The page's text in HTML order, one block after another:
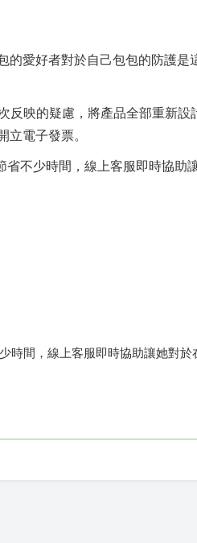
的愛好者對於自己包包的防護是
映的疑慮，將產品全部重新設
立電子發票。
不少時間，線上客服即時協助
時間，線上客服即時協助讓她對